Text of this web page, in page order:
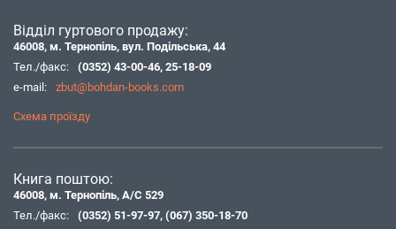
Відділ гуртового продажу:
46008, м. Тернопіль, вул. Подільська, 44
Тел./факс:
(0352) 43-00-46, 25-18-09
e-mail:
zbut@bohdan-books.com
Схема проїзду
Книга поштою:
46008, м. Тернопіль, А/С 529
Тел./факс:
(0352) 51-97-97, (067) 350-18-70